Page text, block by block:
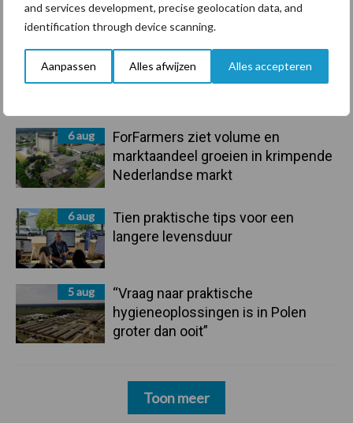
and services development, precise geolocation data, and
identification through device scanning.
Aanpassen Alles afwijzen Alles accepteren
handel in de greep
onderschatte risicofactor voor
6 aug
ForFarmers ziet volume en
marktaandeel groeien in krimpende
Nederlandse markt
6 aug
Tien praktische tips voor een
langere levensduur
5 aug
“Vraag naar praktische
hygieneoplossingen is in Polen
groter dan ooit”
Toon meer